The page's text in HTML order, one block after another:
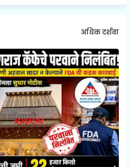
अधिक दर्शवा